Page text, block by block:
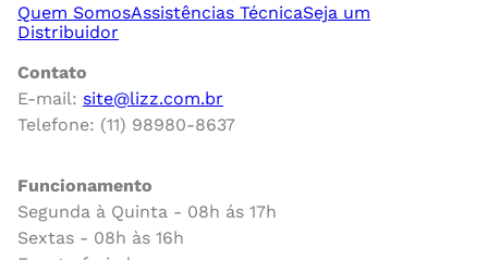
Quem SomosAssistências TécnicaSeja um
Distribuidor
Contato
E-mail: site@lizz.com.br
Telefone: (11) 98980-8637
Funcionamento
Segunda à Quinta - 08h ás 17h
Sextas - 08h às 16h